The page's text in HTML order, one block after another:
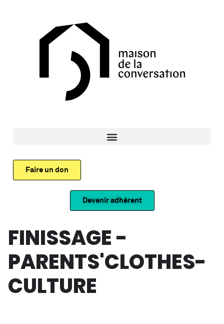
Faire un don
Devenir adhérent
FINISSAGE -
PARENTS'CLOTHES-
CULTURE